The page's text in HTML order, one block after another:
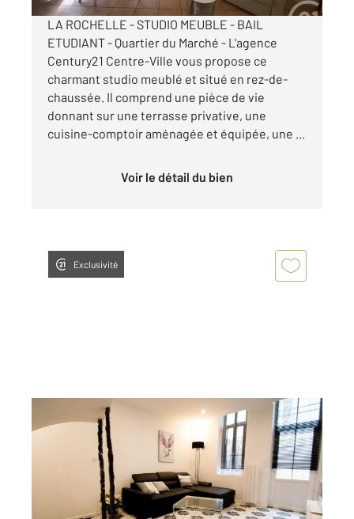
LA ROCHELLE - STUDIO MEUBLE - BAIL
ETUDIANT - Quartier du Marché - L'agence
Century21 Centre-Ville vous propose ce
charmant studio meublé et situé en rez-de-
chaussée. Il comprend une pièce de vie
donnant sur une terrasse privative, une
cuisine-comptoir aménagée et équipée, une ...
Voir le détail du bien
Exclusivité
LA ROCHELLE 17
, 2 pièces
Ref : 22216
Appartement T2 Duplex à louer
875 €